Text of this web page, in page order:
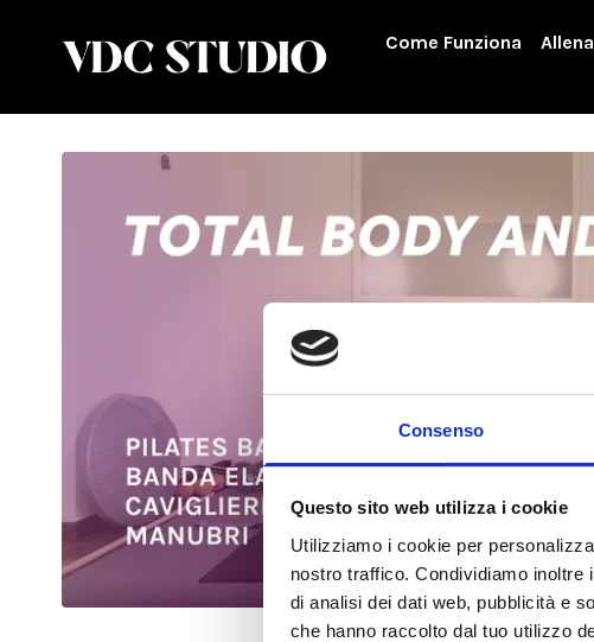
Consenso
Questo sito web utilizza i cookie
Utilizziamo i cookie per
nostro traffico. Condividiamo
di analisi dei dati web, pubblicità e
che hanno raccolto dal tuo utilizzo
Come Funziona